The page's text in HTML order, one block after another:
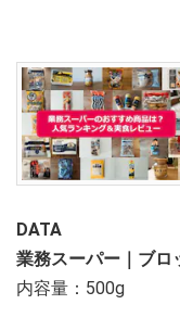
DATA
業務スーパー｜ブロ
内容量：500g